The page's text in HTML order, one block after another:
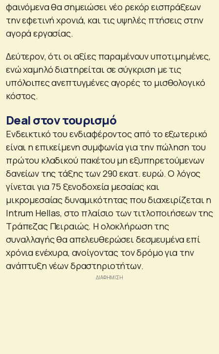
φαινόμενα θα σημειώσει νέο ρεκόρ εισπράξεων
την εφετινή χρονιά, και τις υψηλές πτήσεις στην
αγορά εργασίας.
Δεύτερον, ότι οι αξίες παραμένουν υποτιμημένες,
ενώ χαμηλό διατηρείται σε σύγκριση με τις
υπόλοιπες ανεπτυγμένες αγορές το μισθολογικό
κόστος.
Deal στον τουρισμό
Ενδεικτικό του ενδιαφέροντος από το εξωτερικό
είναι η επικείμενη συμφωνία για την πώληση του
πρώτου κλαδικού πακέτου μη εξυπηρετούμενων
δανείων της τάξης των 290 εκατ. ευρώ. Ο λόγος
γίνεται για 75 ξενοδοχεία μεσαίας και
μικρομεσαίας δυναμικότητας που διαχειρίζεται η
Intrum Hellas, στο πλαίσιο των τιτλοποιήσεων της
Τράπεζας Πειραιώς. Η ολοκλήρωση της
συναλλαγής θα απελευθερώσει δεσμευμένα επί
χρόνια ενέχυρα, ανοίγοντας τον δρόμο για την
ανάπτυξη νέων δραστηριοτήτων.